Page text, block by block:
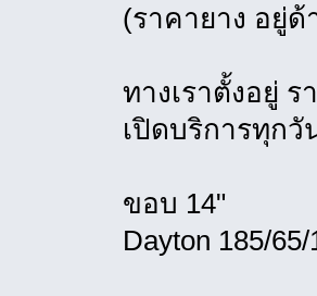
(ราคายาง อยู่
ทางเราตั้งอยู่
เปิดบริการทุกวั
ขอบ 14"
Dayton 185/